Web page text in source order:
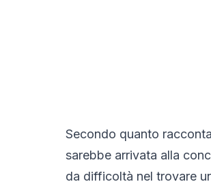
Secondo quanto
sarebbe arrivata alla
da difficoltà nel trovare